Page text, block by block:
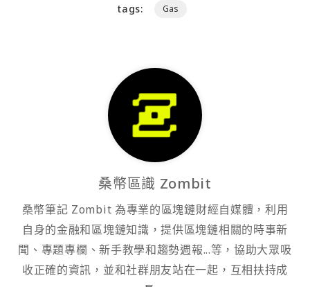
tags: Gas
桑幣區識 Zombit
桑幣筆記 Zombit 為專業的區塊鏈財經自媒體，利用
自身的金融和區塊鏈知識，提供區塊鏈相關的時事新
聞、專題專欄、新手教學和趨勢週報...等，協助大眾吸
收正確的資訊，並和社群朋友站在一起，互相扶持成